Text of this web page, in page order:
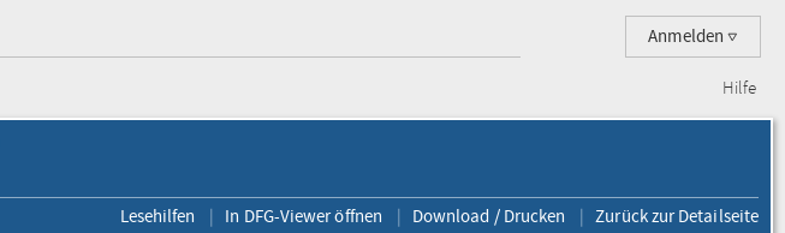
Anmelden
Hilfe
Lesehilfen In DFG-Viewer öffnen Download / Drucken Zurück zur Detailseite